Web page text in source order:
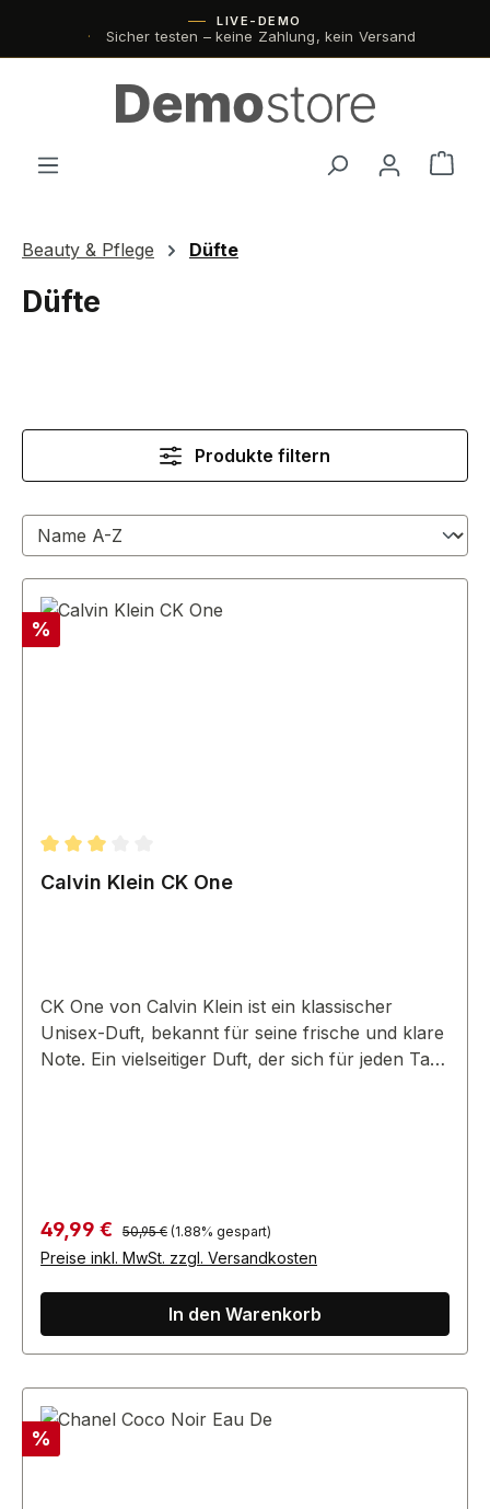
Zum Hauptinhalt springenLIVE-DEMO
Sicher testen – keine Zahlung, kein Versand
Beauty & Pflege Düfte
Düfte
Produkte filtern
Rabatt
%
Durchschnittliche Bewertung von 3 von 5 Sternen
Calvin Klein CK One
CK One von Calvin Klein ist ein klassischer
Unisex-Duft, bekannt für seine frische und klare
Note. Ein vielseitiger Duft, der sich für jeden Tag
Verkaufspreis:
49,99 € Regulärer Preis:
50,95 € (1.88% gespart)
Preise inkl. MwSt. zzgl. Versandkosten
In den Warenkorb
Rabatt
%